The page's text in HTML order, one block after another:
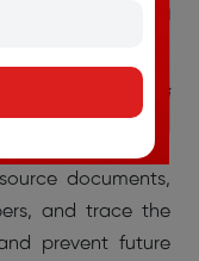
found a
trong dữ liệu tài
documents,
and trace the
prevent future